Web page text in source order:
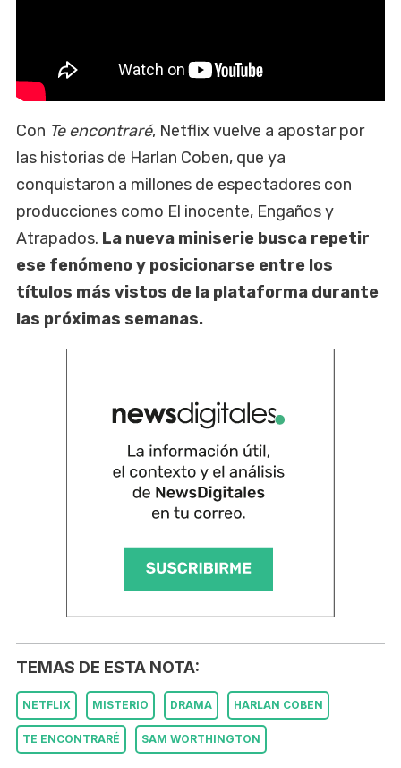
Con Te encontraré, Netflix vuelve a apostar por
las historias de Harlan Coben, que ya
conquistaron a millones de espectadores con
producciones como El inocente, Engaños y
Atrapados. La nueva miniserie busca repetir
ese fenómeno y posicionarse entre los
títulos más vistos de la plataforma durante
las próximas semanas.
TEMAS DE ESTA NOTA:
NETFLIX MISTERIO DRAMA HARLAN COBEN
TE ENCONTRARÉ SAM WORTHINGTON